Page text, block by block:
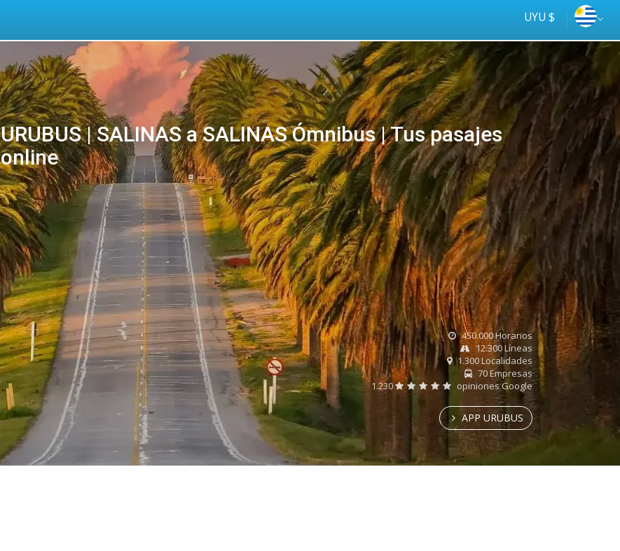
UYU $
URUBUS | SALINAS a SALINAS Ómnibus | Tus pasajes
online
online
Tus
ómnibus
450.000 Horarios
12.300 Líneas
1.300 Localidades
70 Empresas
1.230
opiniones Google
APP URUBUS